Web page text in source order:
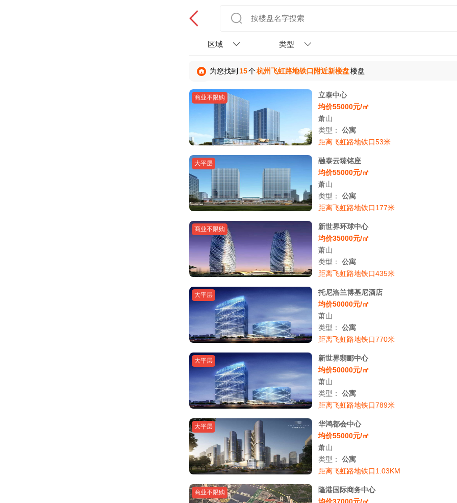
区域 类型
为您找到 15个杭州飞虹路地铁口附近新楼盘楼盘
商业不限购
立泰中心
均价55000元/㎡
萧山
类型： 公寓
距离飞虹路地铁口53米
大平层
融泰云臻铭座
均价55000元/㎡
萧山
类型： 公寓
距离飞虹路地铁口177米
商业不限购
新世界环球中心
均价35000元/㎡
萧山
类型： 公寓
距离飞虹路地铁口435米
大平层
托尼洛兰博基尼酒店
均价50000元/㎡
萧山
类型： 公寓
距离飞虹路地铁口770米
大平层
新世界翡郦中心
均价50000元/㎡
萧山
类型： 公寓
距离飞虹路地铁口789米
大平层
华鸿都会中心
均价55000元/㎡
萧山
类型： 公寓
距离飞虹路地铁口1.03KM
商业不限购
隆港国际商务中心